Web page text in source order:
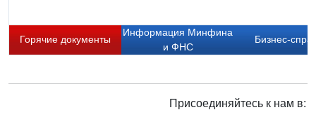
Горячие документы
Информация Минфина
и ФНС
Бизнес-
Присоединяйтесь к нам в: